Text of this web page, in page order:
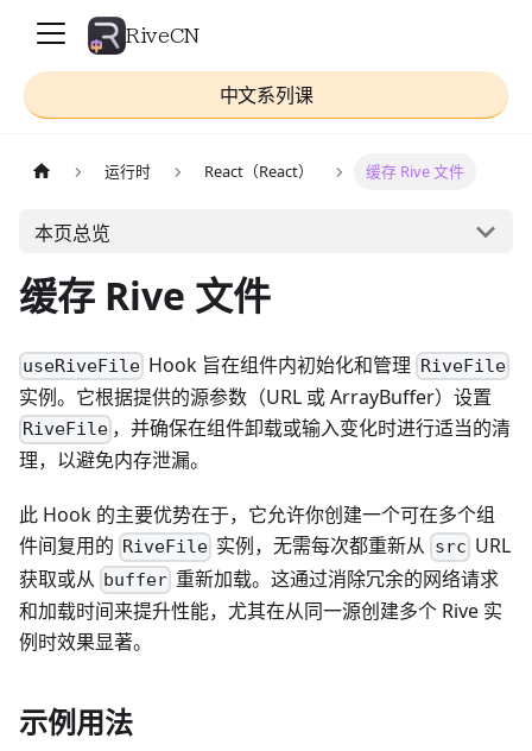
RiveCN
中文系列课
运行时 React（React） 缓存 Rive 文件
本页总览
缓存 Rive 文件
useRiveFile Hook 旨在组件内初始化和管理 RiveFile
实例。它根据提供的源参数（URL 或 ArrayBuffer）设置
RiveFile ，并确保在组件卸载或输入变化时进行适当的清
理，以避免内存泄漏。
此 Hook 的主要优势在于，它允许你创建一个可在多个组
件间复用的 RiveFile 实例，无需每次都重新从 src URL
获取或从 buffer 重新加载。这通过消除冗余的网络请求
和加载时间来提升性能，尤其在从同一源创建多个 Rive 实
例时效果显著。
示例用法